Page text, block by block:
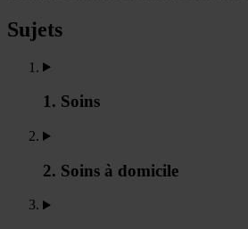
Sujets
1. Soins
2. Soins à domicile